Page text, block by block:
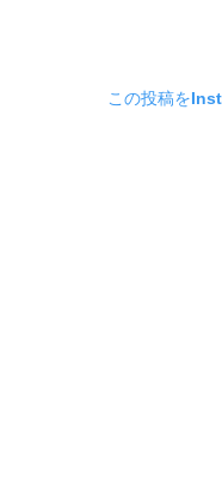
この投稿を